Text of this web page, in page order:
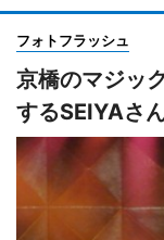
フォトフラッシュ
京橋のマジッ
するSEIYAさ